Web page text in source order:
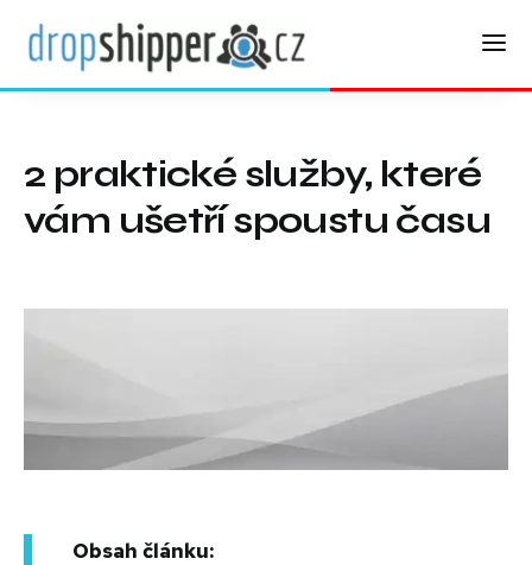
2 praktické služby, které
vám ušetří spoustu času
Obsah článku: